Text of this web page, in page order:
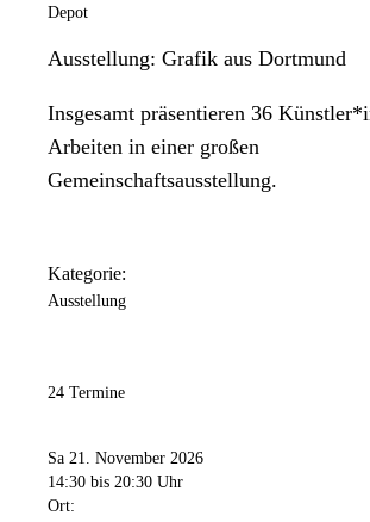
Depot
Ausstellung: Grafik aus Dortmund
Insgesamt präsentieren 36
Arbeiten in einer großen
Gemeinschaftsausstellung.
Kategorie:
Ausstellung
24 Termine
Sa 21. November 2026
14:30 bis 20:30 Uhr
Ort: